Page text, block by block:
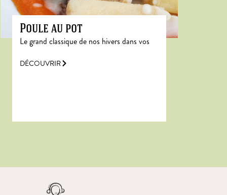
Poule au pot
Le grand classique de nos hivers dans vos
DÉCOUVRIR